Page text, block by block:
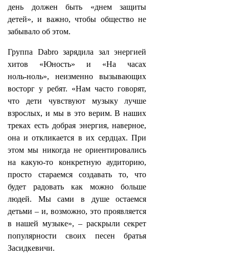
день должен быть «днем защиты
детей», и важно, чтобы общество не
забывало об этом.
Группа Dabro зарядила зал энергией
хитов «Юность» и «На часах
ноль‑ноль», неизменно вызывающих
восторг у ребят. «Нам часто говорят,
что дети чувствуют музыку лучше
взрослых, и мы в это верим. В наших
треках есть добрая энергия, наверное,
она и откликается в их сердцах. При
этом мы никогда не ориентировались
на какую‑то конкретную аудиторию,
просто стараемся создавать то, что
будет радовать как можно больше
людей. Мы сами в душе остаемся
детьми – и, возможно, это проявляется
в нашей музыке», – раскрыли секрет
популярности своих песен братья
Засидкевичи.